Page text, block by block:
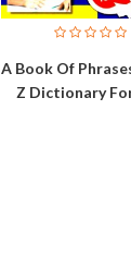
A Book Of
Z Dictionary